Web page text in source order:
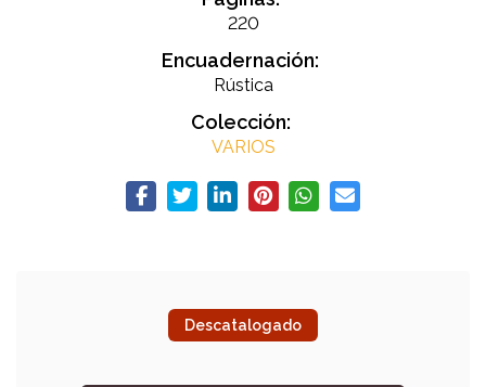
220
Encuadernación:
Rústica
Colección:
VARIOS
Descatalogado